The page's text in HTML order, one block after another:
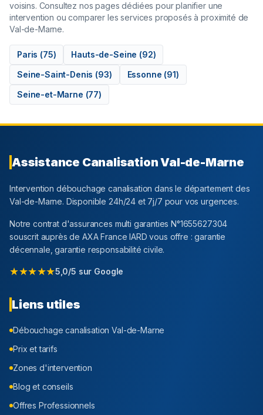
voisins. Consultez nos pages dédiées pour planifier une
intervention ou comparer les services proposés à proximité de
Val-de-Marne.
Paris (75) Hauts-de-Seine (92)
Seine-Saint-Denis (93) Essonne (91)
Seine-et-Marne (77)
Assistance CanalisationVal-de-Marne
Intervention débouchage canalisation dans le département des
Val-de-Marne. Disponible 24h/24 et 7j/7 pour vos urgences.
Notre contrat d'assurances multi garanties N°1655627304
souscrit auprès de AXA France IARD vous offre : garantie
décennale, garantie responsabilité civile.
★★★★★5,0/5 sur Google
Liens utiles
Débouchage canalisationVal-de-Marne
Prix et tarifs
Zones d'intervention
Blog et conseils
Offres Professionnels